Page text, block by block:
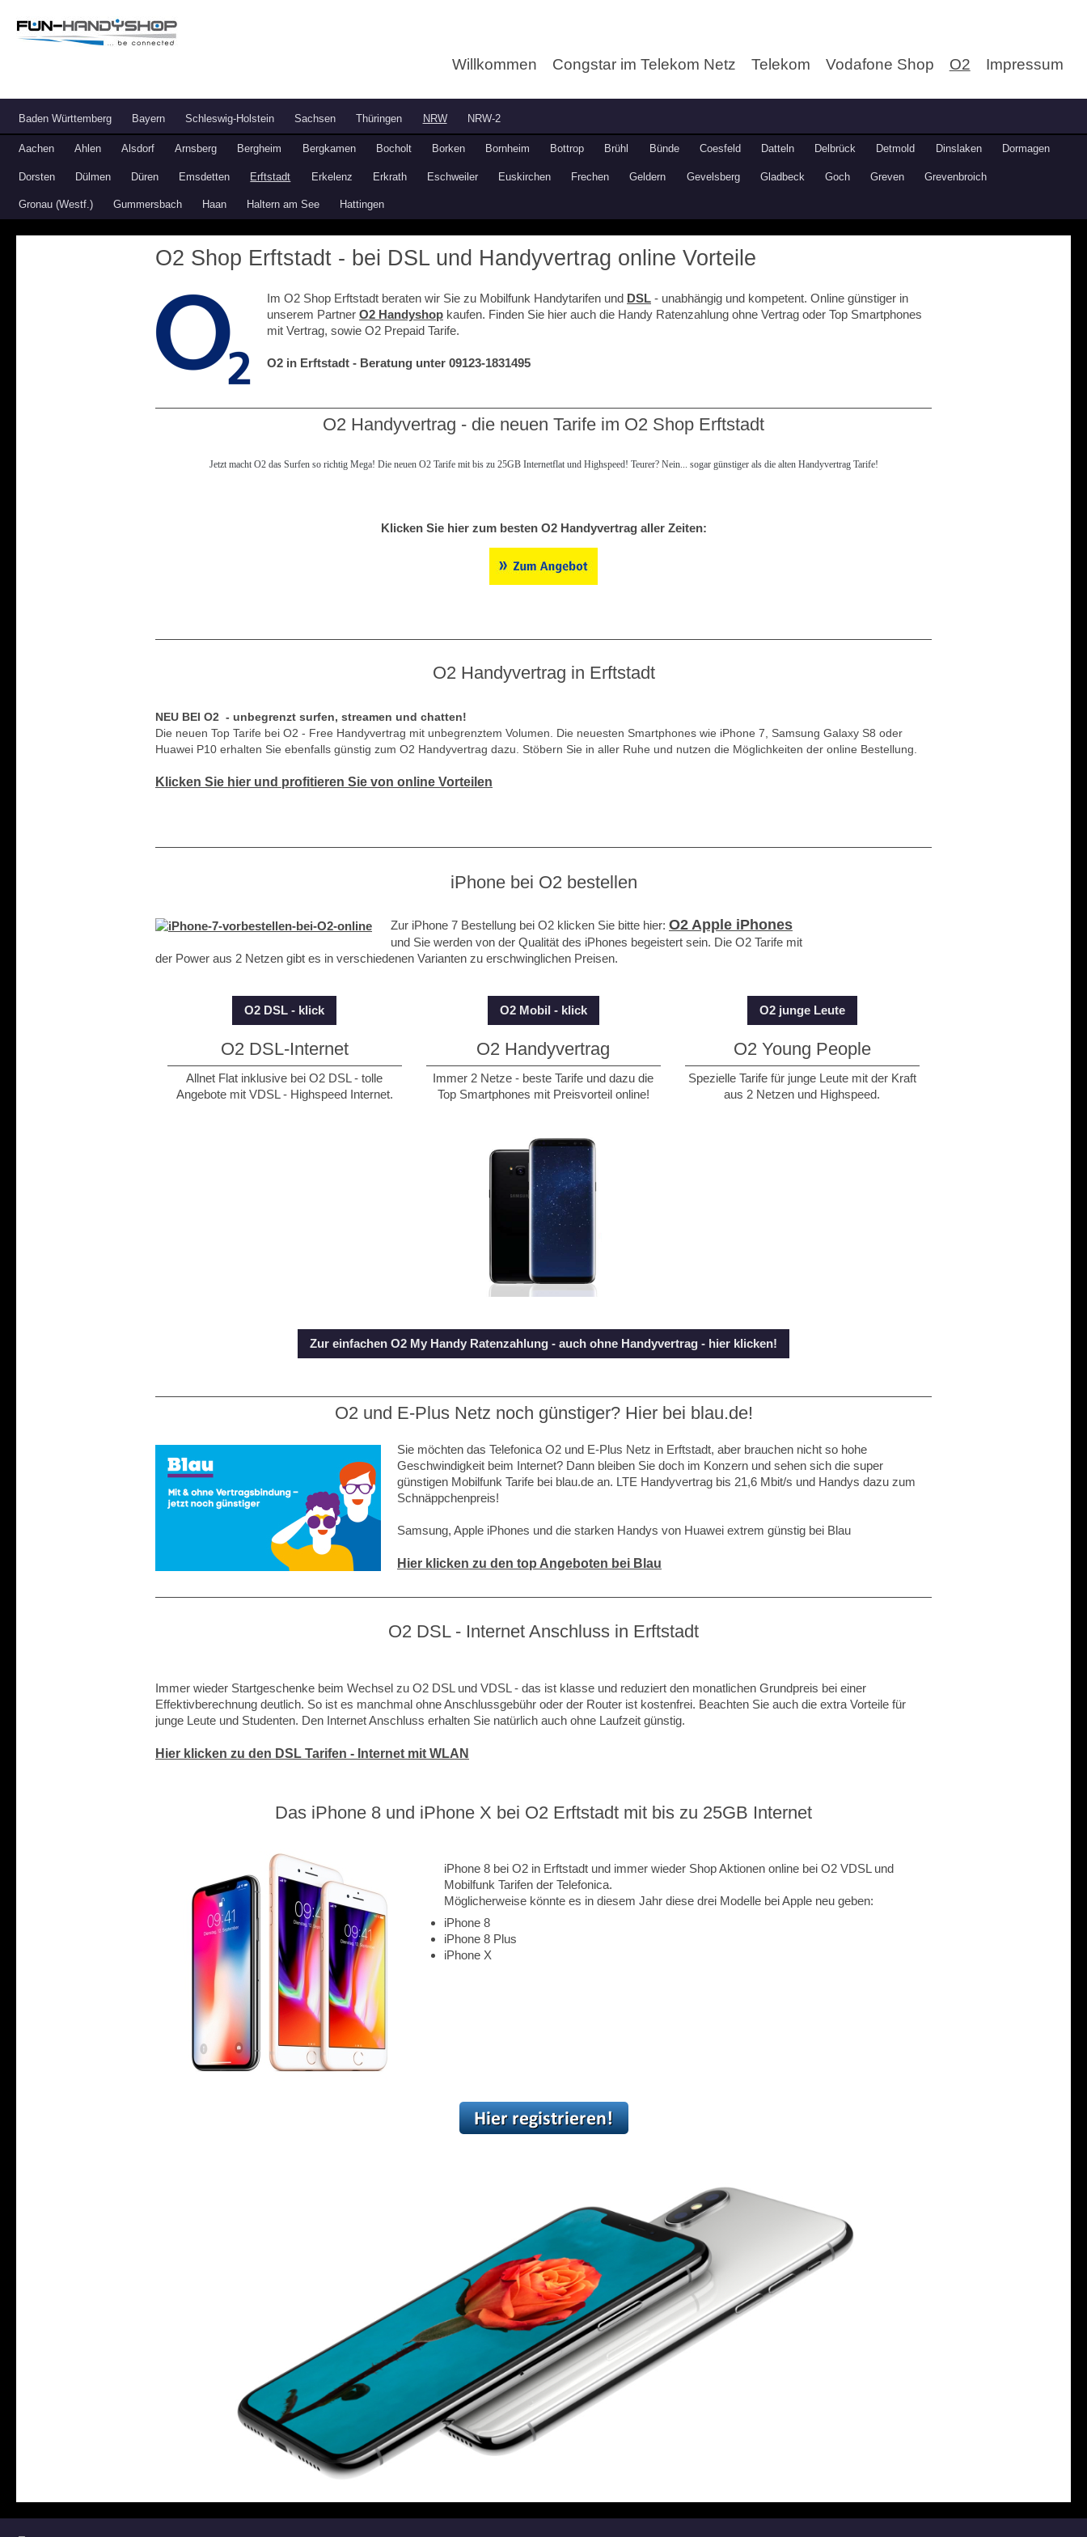
Willkommen Congstar im Telekom Netz Telekom Vodafone Shop O2 Impressum
Baden Württemberg Bayern Schleswig-Holstein Sachsen Thüringen NRW NRW-2
Aachen Ahlen Alsdorf Arnsberg Bergheim Bergkamen Bocholt Borken Bornheim Bottrop Brühl Bünde Coesfeld Datteln Delbrück Detmold Dinslaken Dormagen
Dorsten Dülmen Düren Emsdetten Erftstadt Erkelenz Erkrath Eschweiler Euskirchen Frechen Geldern Gevelsberg Gladbeck Goch Greven Grevenbroich
Gronau (Westf.) Gummersbach Haan Haltern am See Hattingen
O2 Shop Erftstadt - bei DSL und Handyvertrag online Vorteile
Im O2 Shop Erftstadt beraten wir Sie zu Mobilfunk Handytarifen und DSL - unabhängig und kompetent. Online günstiger in
unserem Partner O2 Handyshop kaufen. Finden Sie hier auch die Handy Ratenzahlung ohne Vertrag oder Top Smartphones
mit Vertrag, sowie O2 Prepaid Tarife.
O2 in Erftstadt - Beratung unter 09123-1831495
O2 Handyvertrag - die neuen Tarife im O2 Shop Erftstadt
Jetzt macht O2 das Surfen so richtig Mega! Die neuen O2 Tarife mit bis zu 25GB Internetflat und Highspeed! Teurer? Nein... sogar günstiger als die alten Handyvertrag Tarife!
Klicken Sie hier zum besten O2 Handyvertrag aller Zeiten:
O2 Handyvertrag in Erftstadt
NEU BEI O2 - unbegrenzt surfen, streamen und chatten!
Die neuen Top Tarife bei O2 - Free Handyvertrag mit unbegrenztem Volumen. Die neuesten Smartphones wie iPhone 7, Samsung Galaxy S8 oder
Huawei P10 erhalten Sie ebenfalls günstig zum O2 Handyvertrag dazu. Stöbern Sie in aller Ruhe und nutzen die Möglichkeiten der online Bestellung.
Klicken Sie hier und profitieren Sie von online Vorteilen
iPhone bei O2 bestellen
Zur iPhone 7 Bestellung bei O2 klicken Sie bitte hier: O2 Apple iPhones
und Sie werden von der Qualität des iPhones begeistert sein. Die O2 Tarife mit
der Power aus 2 Netzen gibt es in verschiedenen Varianten zu erschwinglichen Preisen.
O2 DSL - klick
O2 DSL-Internet
Allnet Flat inklusive bei O2 DSL - tolle
Angebote mit VDSL - Highspeed Internet.
O2 Mobil - klick
O2 Handyvertrag
Immer 2 Netze - beste Tarife und dazu die
Top Smartphones mit Preisvorteil online!
O2 junge Leute
O2 Young People
Spezielle Tarife für junge Leute mit der Kraft
aus 2 Netzen und Highspeed.
Zur einfachen O2 My Handy Ratenzahlung - auch ohne Handyvertrag - hier klicken!
O2 und E-Plus Netz noch günstiger? Hier bei blau.de!
Sie möchten das Telefonica O2 und E-Plus Netz in Erftstadt, aber brauchen nicht so hohe
Geschwindigkeit beim Internet? Dann bleiben Sie doch im Konzern und sehen sich die super
günstigen Mobilfunk Tarife bei blau.de an. LTE Handyvertrag bis 21,6 Mbit/s und Handys dazu zum
Schnäppchenpreis!
Samsung, Apple iPhones und die starken Handys von Huawei extrem günstig bei Blau
Hier klicken zu den top Angeboten bei Blau
O2 DSL - Internet Anschluss in Erftstadt
Immer wieder Startgeschenke beim Wechsel zu O2 DSL und VDSL - das ist klasse und reduziert den monatlichen Grundpreis bei einer
Effektivberechnung deutlich. So ist es manchmal ohne Anschlussgebühr oder der Router ist kostenfrei. Beachten Sie auch die extra Vorteile für
junge Leute und Studenten. Den Internet Anschluss erhalten Sie natürlich auch ohne Laufzeit günstig.
Hier klicken zu den DSL Tarifen - Internet mit WLAN
Das iPhone 8 und iPhone X bei O2 Erftstadt mit bis zu 25GB Internet
iPhone 8 bei O2 in Erftstadt und immer wieder Shop Aktionen online bei O2 VDSL und
Mobilfunk Tarifen der Telefonica.
Möglicherweise könnte es in diesem Jahr diese drei Modelle bei Apple neu geben:
iPhone 8
iPhone 8 Plus
iPhone X